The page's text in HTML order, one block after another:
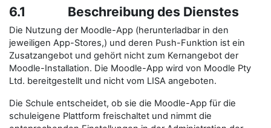
6.1 Beschreibung des Dienstes
Die Nutzung der Moodle-App (herunterladbar in den
jeweiligen App-Stores,) und deren Push-Funktion ist ein
Zusatzangebot und gehört nicht zum Kernangebot der
Moodle-Installation. Die Moodle-App wird von Moodle Pty
Ltd. bereitgestellt und nicht vom LISA angeboten.
Die Schule entscheidet, ob sie die Moodle-App für die
schuleigene Plattform freischaltet und nimmt die